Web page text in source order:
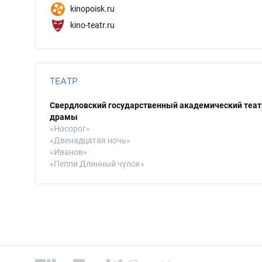
kinopoisk.ru
kino-teatr.ru
ТЕАТР
Свердловский государственный академический
драмы
«Носорог»
«Двенадцатая ночь»
«Иванов»
«Пеппи Длинный чулок»